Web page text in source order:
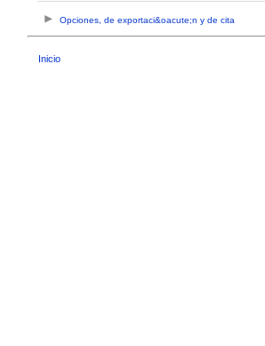
Opciones, de exportaci&oacute;n y de cita
Inicio